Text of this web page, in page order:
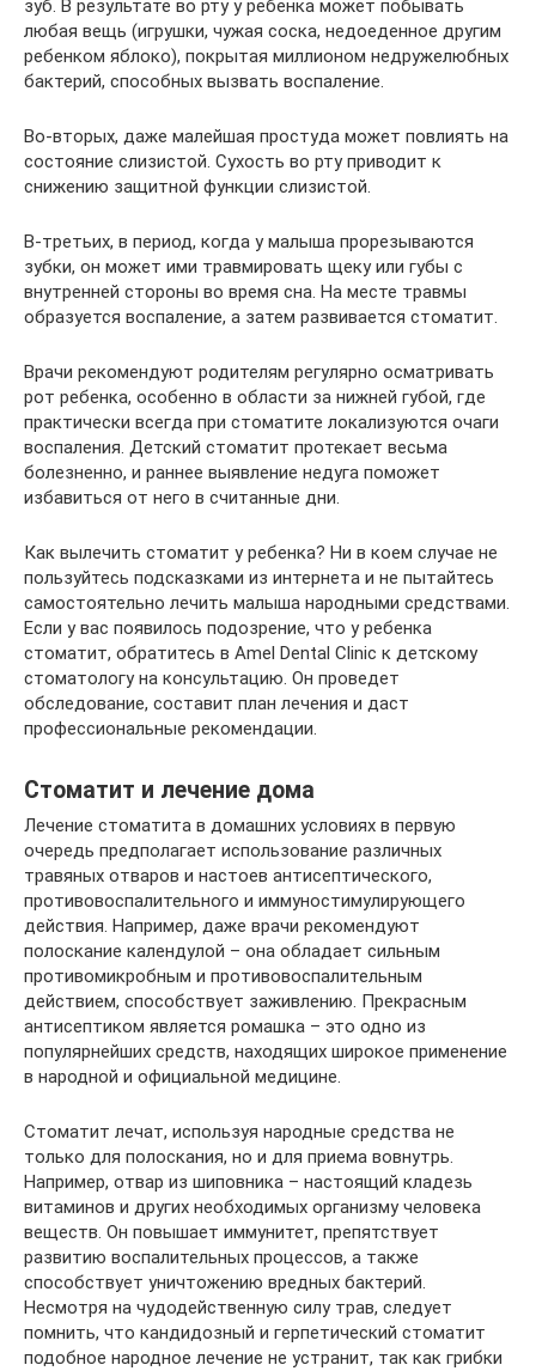
зуб. В результате во рту у ребенка может побывать
любая вещь (игрушки, чужая соска, недоеденное другим
ребенком яблоко), покрытая миллионом недружелюбных
бактерий, способных вызвать воспаление.
Во-вторых, даже малейшая простуда может повлиять на
состояние слизистой. Сухость во рту приводит к
снижению защитной функции слизистой.
В-третьих, в период, когда у малыша прорезываются
зубки, он может ими травмировать щеку или губы с
внутренней стороны во время сна. На месте травмы
образуется воспаление, а затем развивается стоматит.
Врачи рекомендуют родителям регулярно осматривать
рот ребенка, особенно в области за нижней губой, где
практически всегда при стоматите локализуются очаги
воспаления. Детский стоматит протекает весьма
болезненно, и раннее выявление недуга поможет
избавиться от него в считанные дни.
Как вылечить стоматит у ребенка? Ни в коем случае не
пользуйтесь подсказками из интернета и не пытайтесь
самостоятельно лечить малыша народными средствами.
Если у вас появилось подозрение, что у ребенка
стоматит, обратитесь в Amel Dental Clinic к детскому
стоматологу на консультацию. Он проведет
обследование, составит план лечения и даст
профессиональные рекомендации.
Стоматит и лечение дома
Лечение стоматита в домашних условиях в первую
очередь предполагает использование различных
травяных отваров и настоев антисептического,
противовоспалительного и иммуностимулирующего
действия. Например, даже врачи рекомендуют
полоскание календулой – она обладает сильным
противомикробным и противовоспалительным
действием, способствует заживлению. Прекрасным
антисептиком является ромашка – это одно из
популярнейших средств, находящих широкое применение
в народной и официальной медицине.
Стоматит лечат, используя народные средства не
только для полоскания, но и для приема вовнутрь.
Например, отвар из шиповника – настоящий кладезь
витаминов и других необходимых организму человека
веществ. Он повышает иммунитет, препятствует
развитию воспалительных процессов, а также
способствует уничтожению вредных бактерий.
Несмотря на чудодейственную силу трав, следует
помнить, что кандидозный и герпетический стоматит
подобное народное лечение не устранит, так как грибки